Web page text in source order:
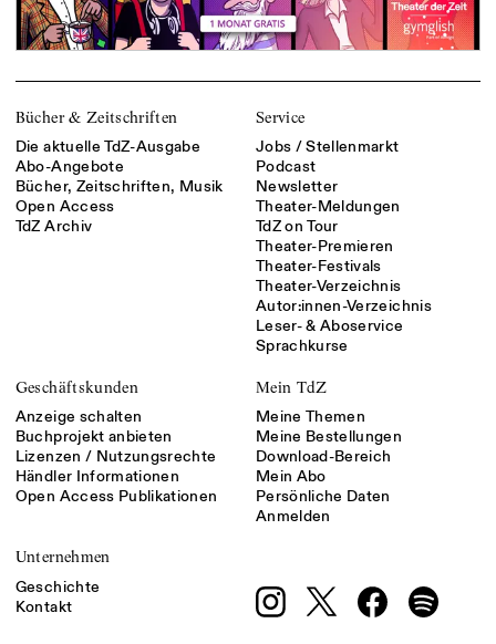
Bücher & Zeitschriften
Die aktuelle TdZ-Ausgabe
Abo-Angebote
Bücher, Zeitschriften, Musik
Open Access
TdZ Archiv
Service
Jobs / Stellenmarkt
Podcast
Newsletter
Theater-Meldungen
TdZ on Tour
Theater-Premieren
Theater-Festivals
Theater-Verzeichnis
Autor:innen-Verzeichnis
Leser- & Aboservice
Sprachkurse
Geschäftskunden
Anzeige schalten
Buchprojekt anbieten
Lizenzen / Nutzungsrechte
Händler Informationen
Open Access Publikationen
Mein TdZ
Meine Themen
Meine Bestellungen
Download-Bereich
Mein Abo
Persönliche Daten
Anmelden
Unternehmen
Geschichte
Kontakt